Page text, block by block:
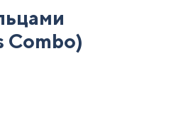
Combo)